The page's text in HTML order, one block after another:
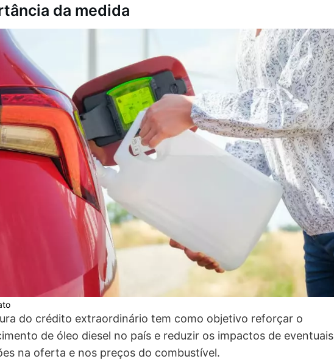
da medida
do crédito extraordinário tem como objetivo reforçar o
de óleo diesel no país e reduzir os impactos de eventuais
na oferta e nos preços do combustível.